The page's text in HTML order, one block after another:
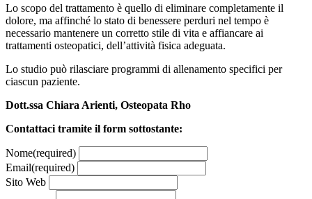
Lo scopo del trattamento è quello di eliminare completamente il
dolore, ma affinché lo stato di benessere perduri nel tempo è
necessario mantenere un corretto stile di vita e affiancare ai
trattamenti osteopatici, dell’attività fisica adeguata.
Lo studio può rilasciare programmi di allenamento specifici per
ciascun paziente.
Dott.ssa Chiara Arienti, Osteopata Rho
Contattaci tramite il form sottostante:
Nome(required)
Email(required)
Sito Web